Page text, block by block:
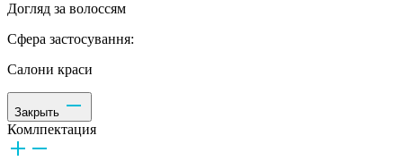
Догляд за волоссям
Сфера застосування:
Салони краси
Закрыть
Комлпектация